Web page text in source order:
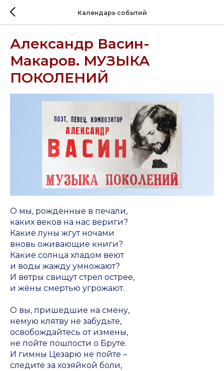
Календарь событий
Александр Васин-
Макаров. МУЗЫКА
ПОКОЛЕНИЙ
О мы, рождённые в печали,
каких веков на нас вериги?
Какие луны жгут ночами
вновь оживающие книги?
Какие солнца хладом веют
и воды жажду умножают?
И ветры свищут стрел острее,
и жёны смертью угрожают.
О вы, пришедшие на смену,
немую клятву не забудьте,
освобождайтесь от измены,
не пойте пошлости о Бруте.
И гимны Цезарю не пойте –
следите за хозяйкой боли,